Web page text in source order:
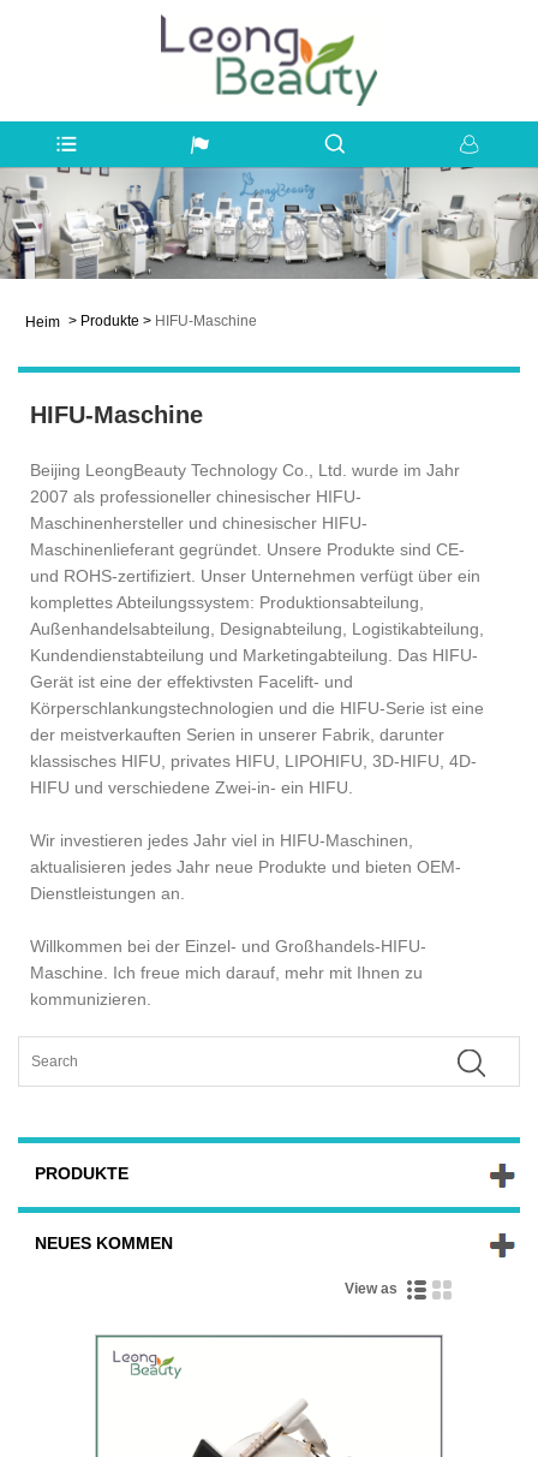
Heim > Produkte > HIFU-Maschine
HIFU-Maschine
Beijing LeongBeauty Technology Co., Ltd. wurde im Jahr
2007 als professioneller chinesischer HIFU-
Maschinenhersteller und chinesischer HIFU-
Maschinenlieferant gegründet. Unsere Produkte sind CE-
und ROHS-zertifiziert. Unser Unternehmen verfügt über ein
komplettes Abteilungssystem: Produktionsabteilung,
Außenhandelsabteilung, Designabteilung, Logistikabteilung,
Kundendienstabteilung und Marketingabteilung. Das HIFU-
Gerät ist eine der effektivsten Facelift- und
Körperschlankungstechnologien und die HIFU-Serie ist eine
der meistverkauften Serien in unserer Fabrik, darunter
klassisches HIFU, privates HIFU, LIPOHIFU, 3D-HIFU, 4D-
HIFU und verschiedene Zwei-in- ein HIFU.
Wir investieren jedes Jahr viel in HIFU-Maschinen,
aktualisieren jedes Jahr neue Produkte und bieten OEM-
Dienstleistungen an.
Willkommen bei der Einzel- und Großhandels-HIFU-
Maschine. Ich freue mich darauf, mehr mit Ihnen zu
kommunizieren.
PRODUKTE
NEUES KOMMEN
View as